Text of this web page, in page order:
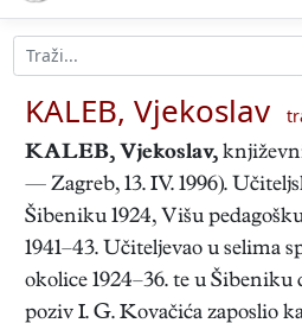
KALEB, Vjekoslav
KALEB, Vjekoslav,
— Zagreb, 13. IV. 1996).
Šibeniku 1924, Višu
1941–43. Učiteljevao u selima
okolice 1924–36. te u Šibeniku
poziv I. G. Kovačića zaposlio